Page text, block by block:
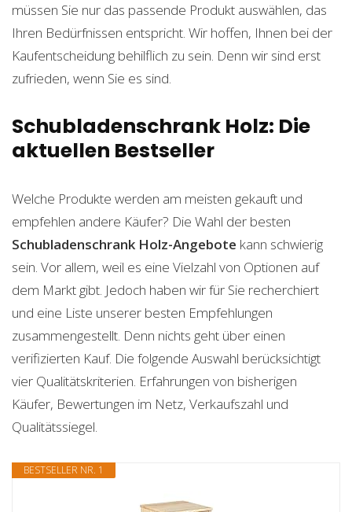
müssen Sie nur das passende Produkt auswählen, das
Ihren Bedürfnissen entspricht. Wir hoffen, Ihnen bei der
Kaufentscheidung behilflich zu sein. Denn wir sind erst
zufrieden, wenn Sie es sind.
Schubladenschrank Holz: Die
aktuellen Bestseller
Welche Produkte werden am meisten gekauft und
empfehlen andere Käufer? Die Wahl der besten
Schubladenschrank Holz-Angebote kann schwierig
sein. Vor allem, weil es eine Vielzahl von Optionen auf
dem Markt gibt. Jedoch haben wir für Sie recherchiert
und eine Liste unserer besten Empfehlungen
zusammengestellt. Denn nichts geht über einen
verifizierten Kauf. Die folgende Auswahl berücksichtigt
vier Qualitätskriterien. Erfahrungen von bisherigen
Käufer, Bewertungen im Netz, Verkaufszahl und
Qualitätssiegel.
BESTSELLER NR. 1